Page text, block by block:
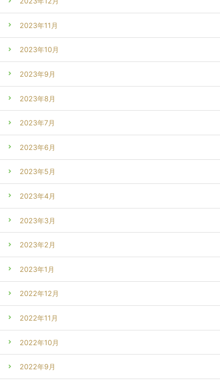
2023年11月
2023年10月
2023年9月
2023年8月
2023年7月
2023年6月
2023年5月
2023年4月
2023年3月
2023年2月
2023年1月
2022年12月
2022年11月
2022年10月
2022年9月